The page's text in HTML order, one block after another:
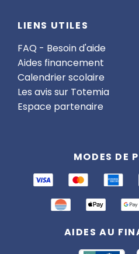
LIENS UTILES
FAQ - Besoin d'aide
Aides financement
Calendrier scolaire
Les avis sur Totemia
Espace partenaire
MODES DE
AIDES AU